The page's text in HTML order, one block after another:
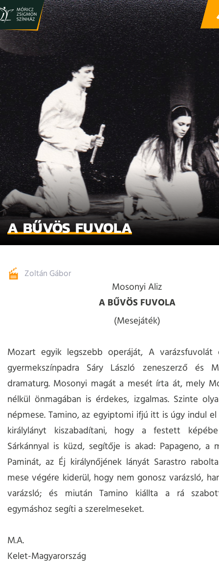
A BŰVÖS FUVOLA
Zoltán Gábor
Mosonyi Aliz
A BŰVÖS FUVOLA
(Mesejáték)
Mozart egyik legszebb operáját, A
gyermekszínpadra Sáry László zeneszerző és
dramaturg. Mosonyi magát a mesét írta át, mely
nélkül önmagában is érdekes, izgalmas. Szinte
népmese. Tamino, az egyiptomi ifjú itt is úgy indul
királylányt kiszabadítani, hogy a festett képébe
Sárkánnyal is küzd, segítője is akad: Papageno, a
Paminát, az Éj királynőjének lányát Sarastro
mese végére kiderül, hogy nem gonosz varázsló,
varázsló; és miután Tamino kiállta a rá
egymáshoz segíti a szerelmeseket.
M.A.
Kelet-Magyarország